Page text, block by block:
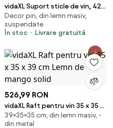
vidaXL Suport sticle de vin, 42
sticle, negru, lemn masiv de pin
Decor pin, din lemn masiv,
suspendate
În stoc
Livrare gratuită
526,99 RON
vidaXL Raft pentru vin 35 x 35 x
39 cm Lemn de mango solid
39×35×35 cm, din lemn masiv, -
din metal